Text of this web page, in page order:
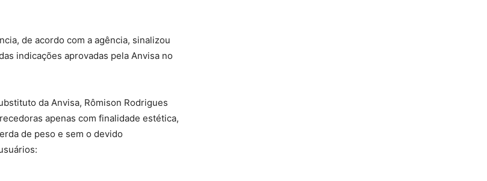
de acordo com a agência, sinalizou
indicações aprovadas pela Anvisa no
da Anvisa, Rômison Rodrigues
apenas com finalidade estética,
de peso e sem o devido